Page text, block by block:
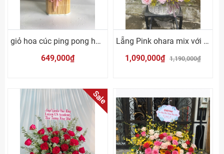
giỏ hoa cúc ping pong hồng
649,000₫
Lẵng Pink ohara mix với cỏ hoa Nam Phi
1,090,000₫ 1,190,000₫
Sale